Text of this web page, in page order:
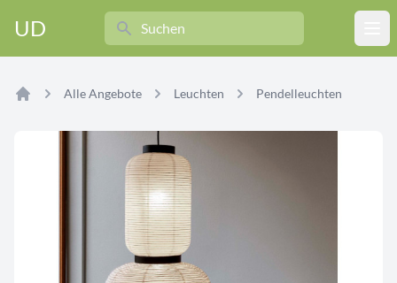
UD
Search
Alle Angebote Leuchten Pendelleuchten